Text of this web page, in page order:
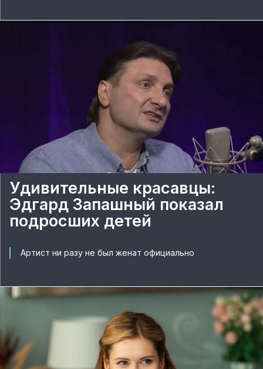
Удивительные красавцы:
Эдгард Запашный показал
подросших детей
Артист ни разу не был женат официально